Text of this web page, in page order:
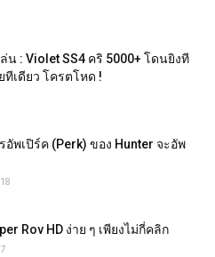
น : Violet SS4 คริ 5000+ โดนยิงที
เดียว โครตโหด !
อัพเปิร์ค (Perk) ของ Hunter จะอัพ
Rov HD ง่าย ๆ เพียงไม่กี่คลิก